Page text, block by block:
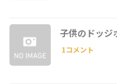
子供のドッジ
1コメント